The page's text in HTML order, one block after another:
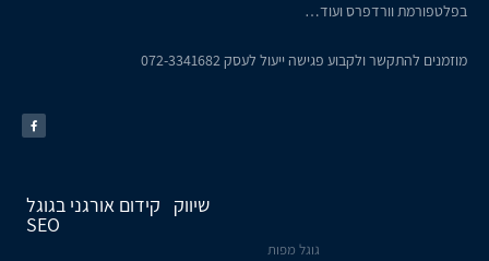
בפלטפורמת וורדפרס ועוד…
מוזמנים להתקשר ולקבוע פגישה ייעול לעסק072-3341682
שיווק
גוגל מפות
קידום אורגני בגוגל
SEO